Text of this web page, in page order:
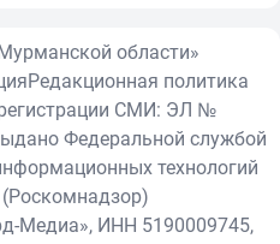
области»
Редакционная политика
СМИ: ЭЛ №
Федеральной службой
технологий
Медиа», ИНН 5190009745,